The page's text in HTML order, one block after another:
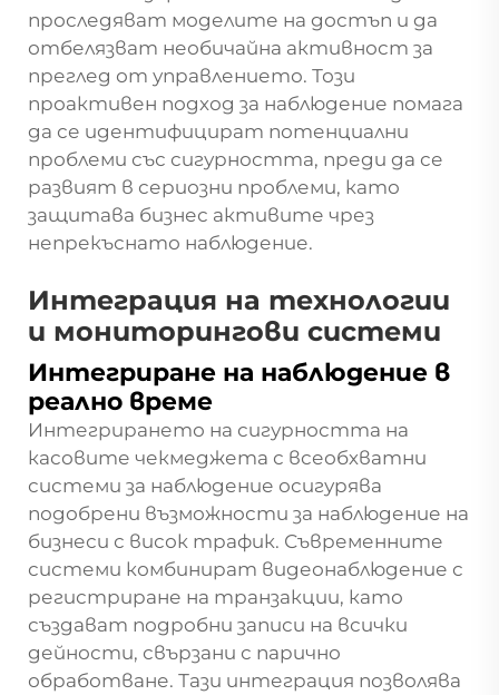
проследяват моделите на достъп и да
отбелязват необичайна активност за
преглед от управлението. Този
проактивен подход за наблюдение помага
да се идентифицират потенциални
проблеми със сигурността, преди да се
развият в сериозни проблеми, като
защитава бизнес активите чрез
непрекъснато наблюдение.
Интеграция на технологии
и мониторингови системи
Интегриране на наблюдение в
реално време
Интегрирането на сигурността на
касовите чекмеджета с всеобхватни
системи за наблюдение осигурява
подобрени възможности за наблюдение на
бизнеси с висок трафик. Съвременните
системи комбинират видеонаблюдение с
регистриране на транзакции, като
създават подробни записи на всички
дейности, свързани с парично
обработване. Тази интеграция позволява